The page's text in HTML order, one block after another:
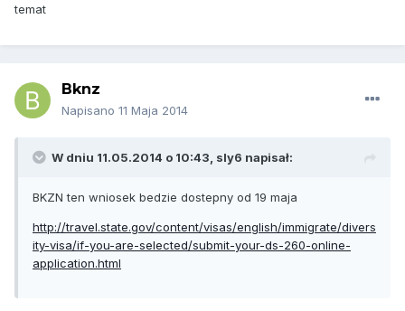
temat
Bknz
Napisano 11 Maja 2014
W dniu 11.05.2014 o 10:43, sly6 napisał:
BKZN ten wniosek bedzie dostepny od 19 maja
http://travel.state.gov/content/visas/english/immigrate/divers
ity-visa/if-you-are-selected/submit-your-ds-260-online-
application.html